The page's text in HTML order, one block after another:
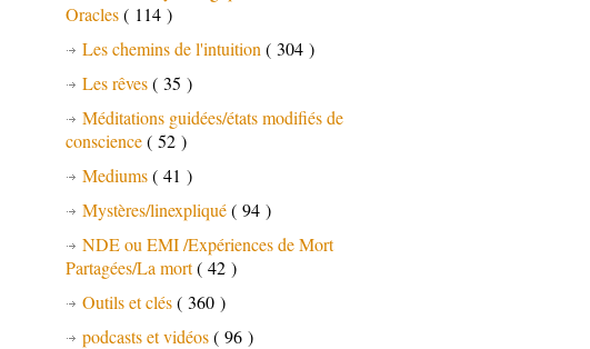
Oracles( 114 )
Les chemins de l'intuition ( 304 )
Les rêves( 35 )
Méditations guidées/états modifiés de
conscience( 52 )
Mediums( 41 )
Mystères/linexpliqué( 94 )
NDE ou EMI /Expériences de Mort
Partagées/La mort( 42 )
Outils et clés( 360 )
podcasts et vidéos( 96 )